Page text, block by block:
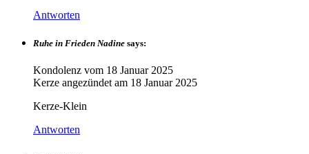
Antworten
Ruhe in Frieden Nadine says:
Kondolenz vom 18 Januar 2025
Kerze angezündet am 18 Januar 2025
Kerze-Klein
Antworten